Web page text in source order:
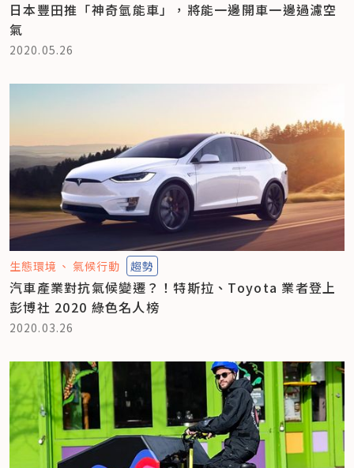
日本豐田推「神奇氫能車」，將能一邊開車一邊過濾空
氣
2020.05.26
生態環境 氣候行動 趨勢
汽車產業對抗氣候變遷？！特斯拉、Toyota 業者登上
彭博社 2020 綠色名人榜
2020.03.26